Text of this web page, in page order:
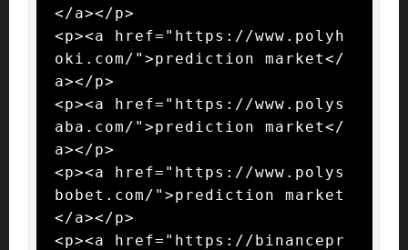
</a></p>
<p><a href="https://www.polyh
oki.com/">prediction market</
a></p>
<p><a href="https://www.polys
aba.com/">prediction market</
a></p>
<p><a href="https://www.polys
bobet.com/">prediction market
</a></p>
<p><a href="https://binancepr